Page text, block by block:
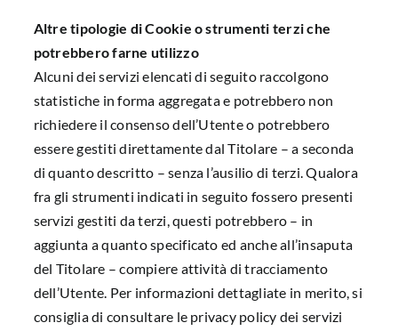
Altre tipologie di Cookie o strumenti terzi che
potrebbero farne utilizzo
Alcuni dei servizi elencati di seguito raccolgono
statistiche in forma aggregata e potrebbero non
richiedere il consenso dell’Utente o potrebbero
essere gestiti direttamente dal Titolare – a seconda
di quanto descritto – senza l’ausilio di terzi. Qualora
fra gli strumenti indicati in seguito fossero presenti
servizi gestiti da terzi, questi potrebbero – in
aggiunta a quanto specificato ed anche all’insaputa
del Titolare – compiere attività di tracciamento
dell’Utente. Per informazioni dettagliate in merito, si
consiglia di consultare le privacy policy dei servizi